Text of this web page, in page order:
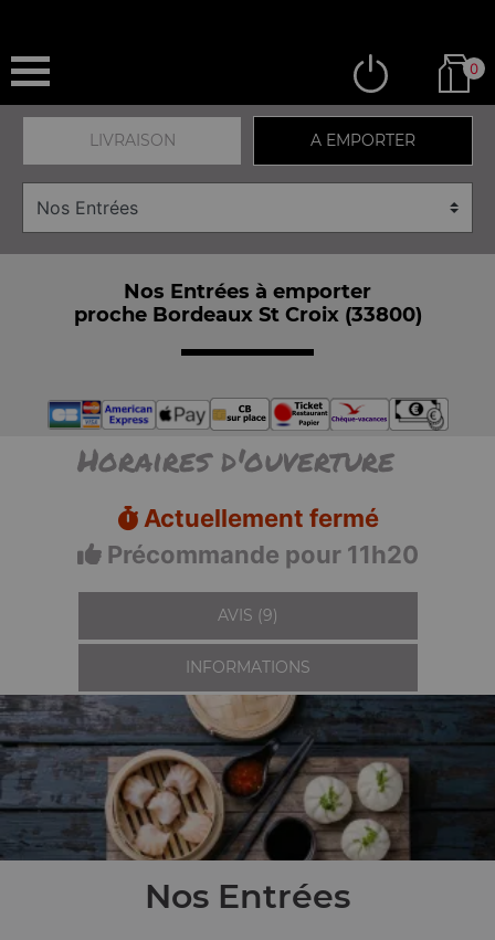
0
LIVRAISON A EMPORTER
Nos Entrées à emporter
proche Bordeaux St Croix (33800)
Horaires d'ouverture
Actuellement fermé
Précommande pour 11h20
AVIS (9)
INFORMATIONS
Nos Entrées